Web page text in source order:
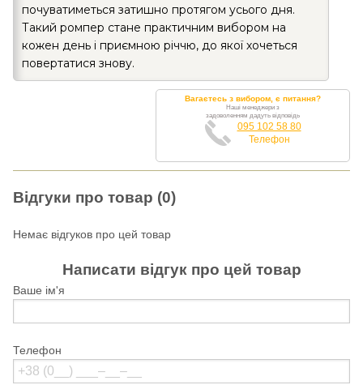
почуватиметься затишно протягом усього дня.
Такий ромпер стане практичним вибором на
кожен день і приємною річчю, до якої хочеться
повертатися знову.
Вагаєтесь з вибором, є питання?
Наші менеджери з
задоволенням дадуть відповідь
095 102 58 80
Телефон
Відгуки про товар (0)
Немає відгуков про цей товар
Написати відгук про цей товар
Ваше ім'я
Телефон